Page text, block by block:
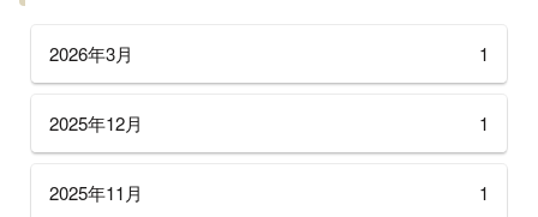
2026年3月 1
2025年12月 1
2025年11月 1